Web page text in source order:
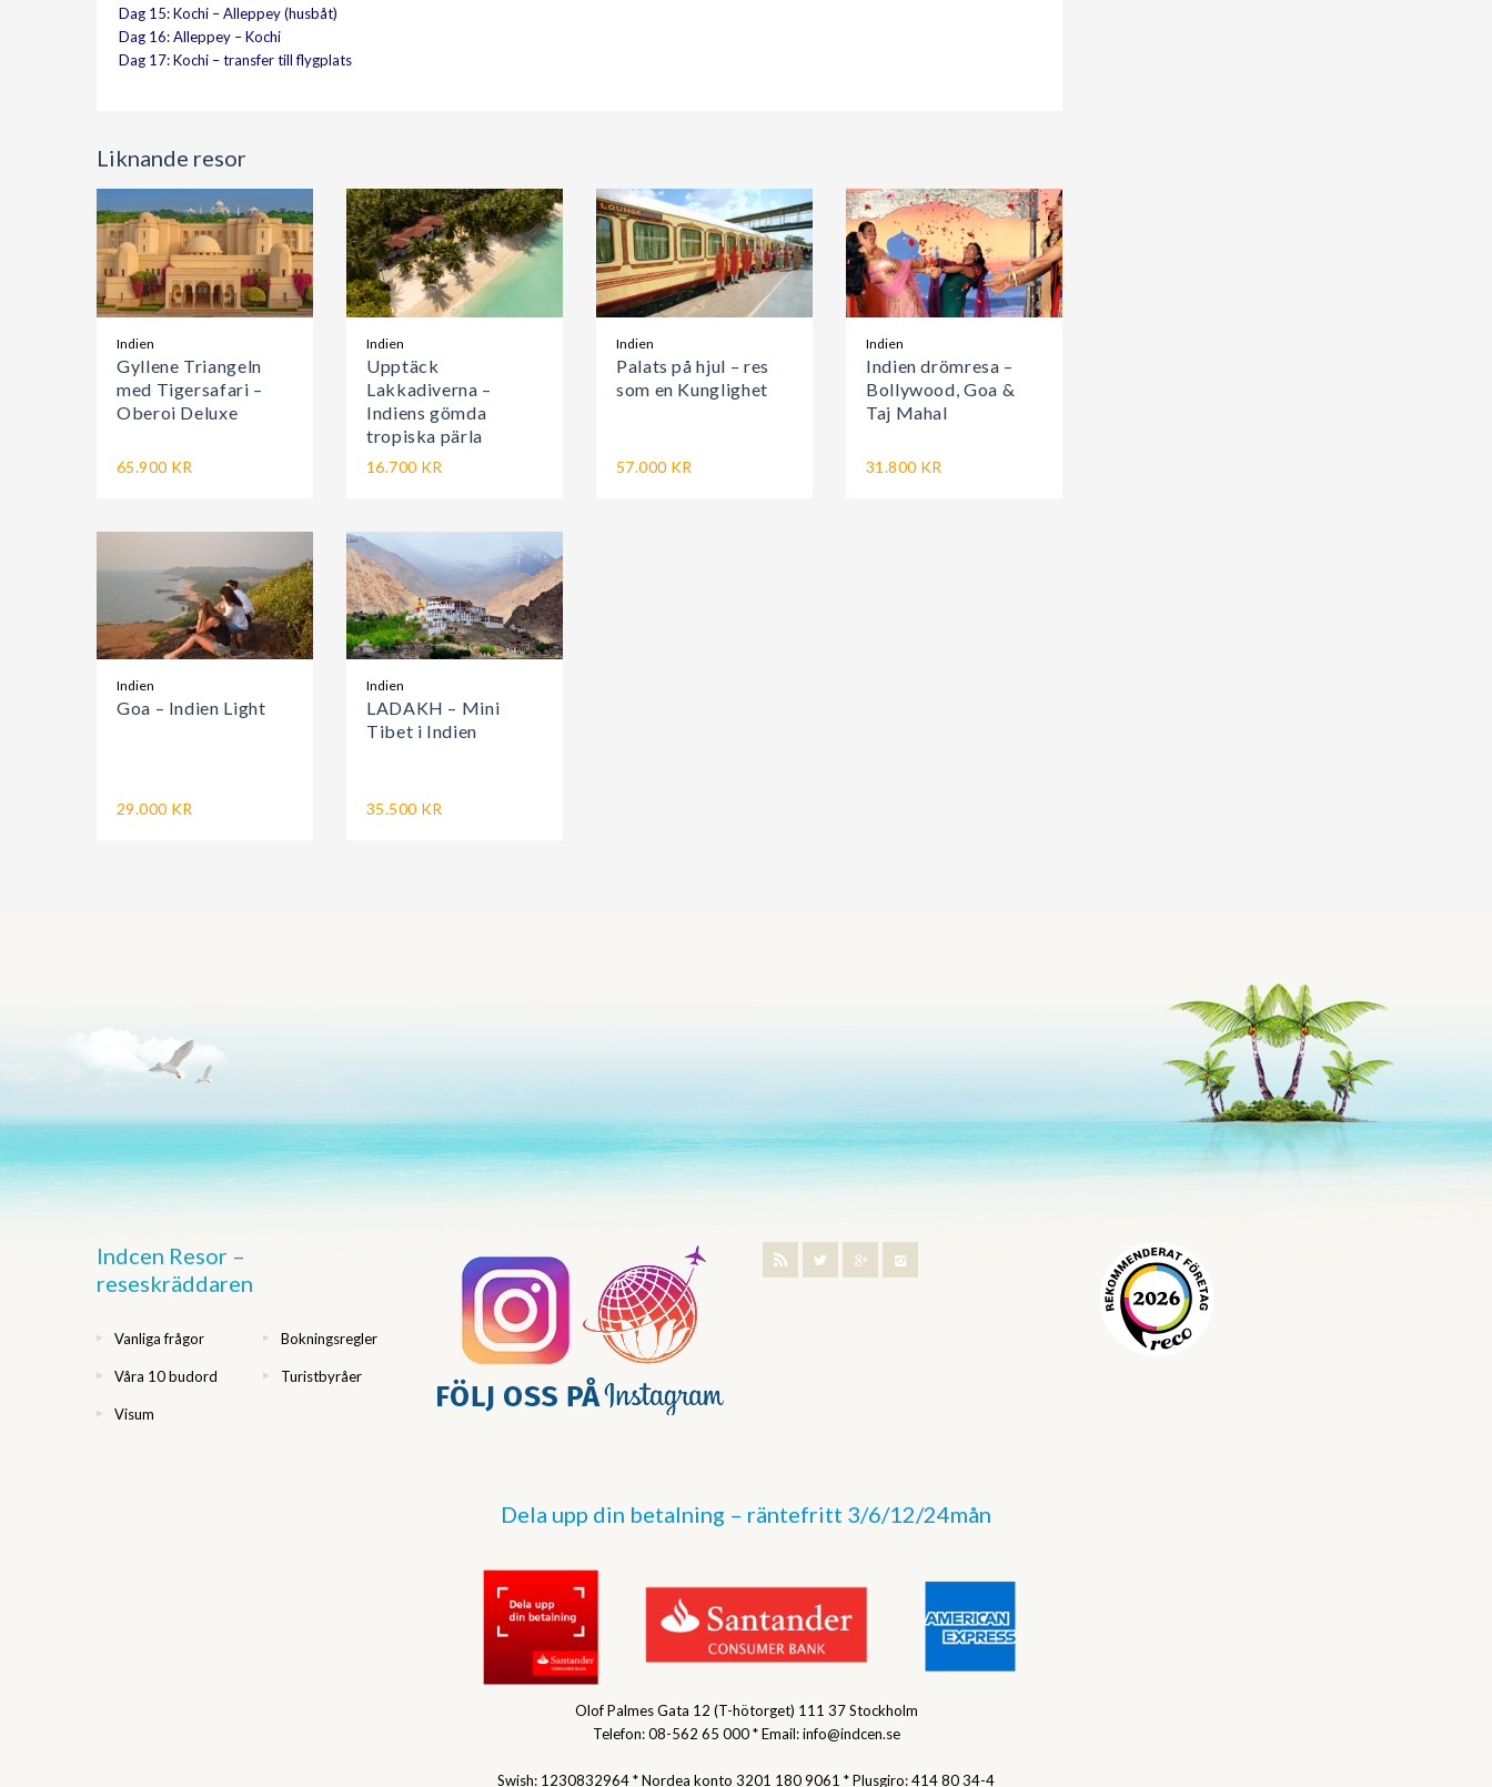
Dag 15: Kochi – Alleppey (husbåt)
Dag 16: Alleppey – Kochi
Dag 17: Kochi – transfer till flygplats
Liknande resor
Indien
Gyllene Triangeln
med Tigersafari –
Oberoi Deluxe
65.900 KR
Indien
Upptäck
Lakkadiverna –
Indiens gömda
tropiska pärla
16.700 KR
Indien
Palats på hjul – res
som en Kunglighet
57.000 KR
Indien
Indien drömresa –
Bollywood, Goa &
Taj Mahal
31.800 KR
Indien
Goa – Indien Light
29.000 KR
Indien
LADAKH – Mini
Tibet i Indien
35.500 KR
Indcen Resor –
reseskräddaren
Vanliga frågor Bokningsregler
Våra 10 budord Turistbyråer
Visum
Dela upp din betalning – räntefritt 3/6/12/24mån
Olof Palmes Gata 12 (T-hötorget) 111 37 Stockholm
Telefon: 08-562 65 000 * Email: info@indcen.se
Swish: 1230832964 * Nordea konto 3201 180 9061 * Plusgiro: 414 80 34-4